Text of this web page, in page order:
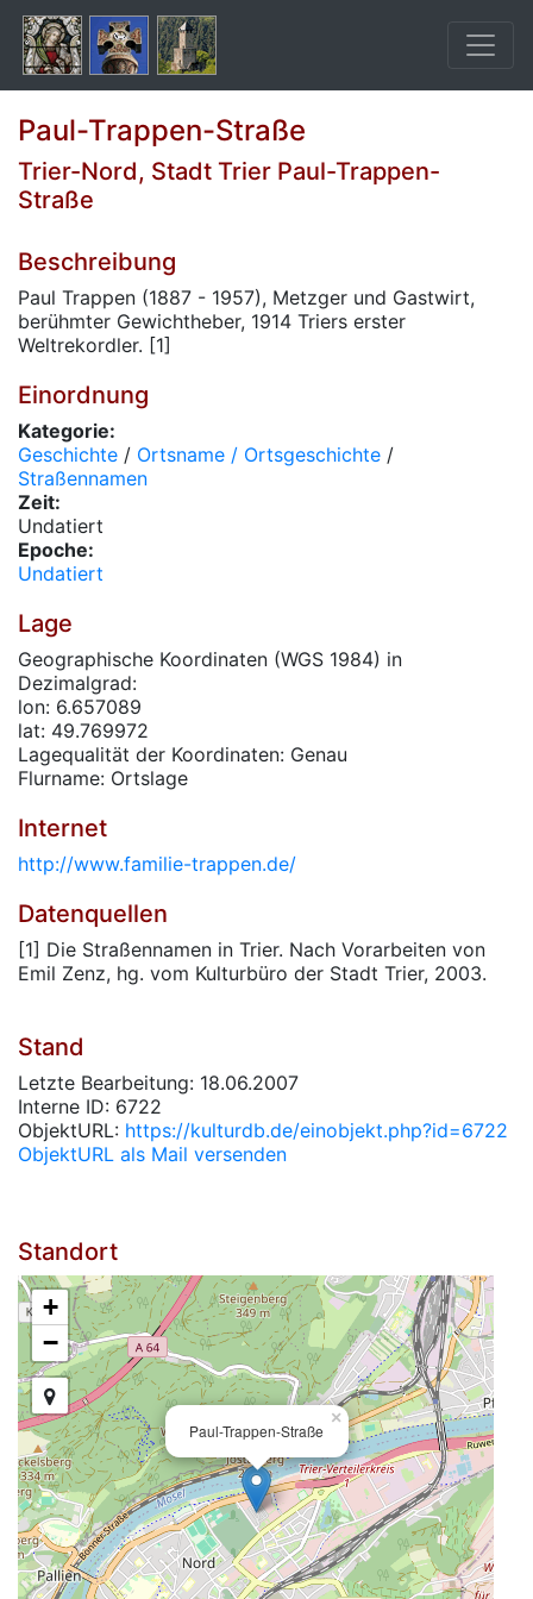
Paul-Trappen-Straße
Trier-Nord, Stadt Trier Paul-Trappen-
Straße
Beschreibung
Paul Trappen (1887 - 1957), Metzger und Gastwirt,
berühmter Gewichtheber, 1914 Triers erster
Weltrekordler. [1]
Einordnung
Kategorie:
Geschichte / Ortsname / Ortsgeschichte /
Straßennamen
Zeit:
Undatiert
Epoche:
Undatiert
Lage
Geographische Koordinaten (WGS 1984) in
Dezimalgrad:
lon: 6.657089
lat: 49.769972
Lagequalität der Koordinaten: Genau
Flurname: Ortslage
Internet
http://www.familie-trappen.de/
Datenquellen
[1] Die Straßennamen in Trier. Nach Vorarbeiten von
Emil Zenz, hg. vom Kulturbüro der Stadt Trier, 2003.
Stand
Letzte Bearbeitung: 18.06.2007
Interne ID: 6722
ObjektURL: https://kulturdb.de/einobjekt.php?id=6722
ObjektURL als Mail versenden
Standort
Paul-Trappen-Straße
×
+
−